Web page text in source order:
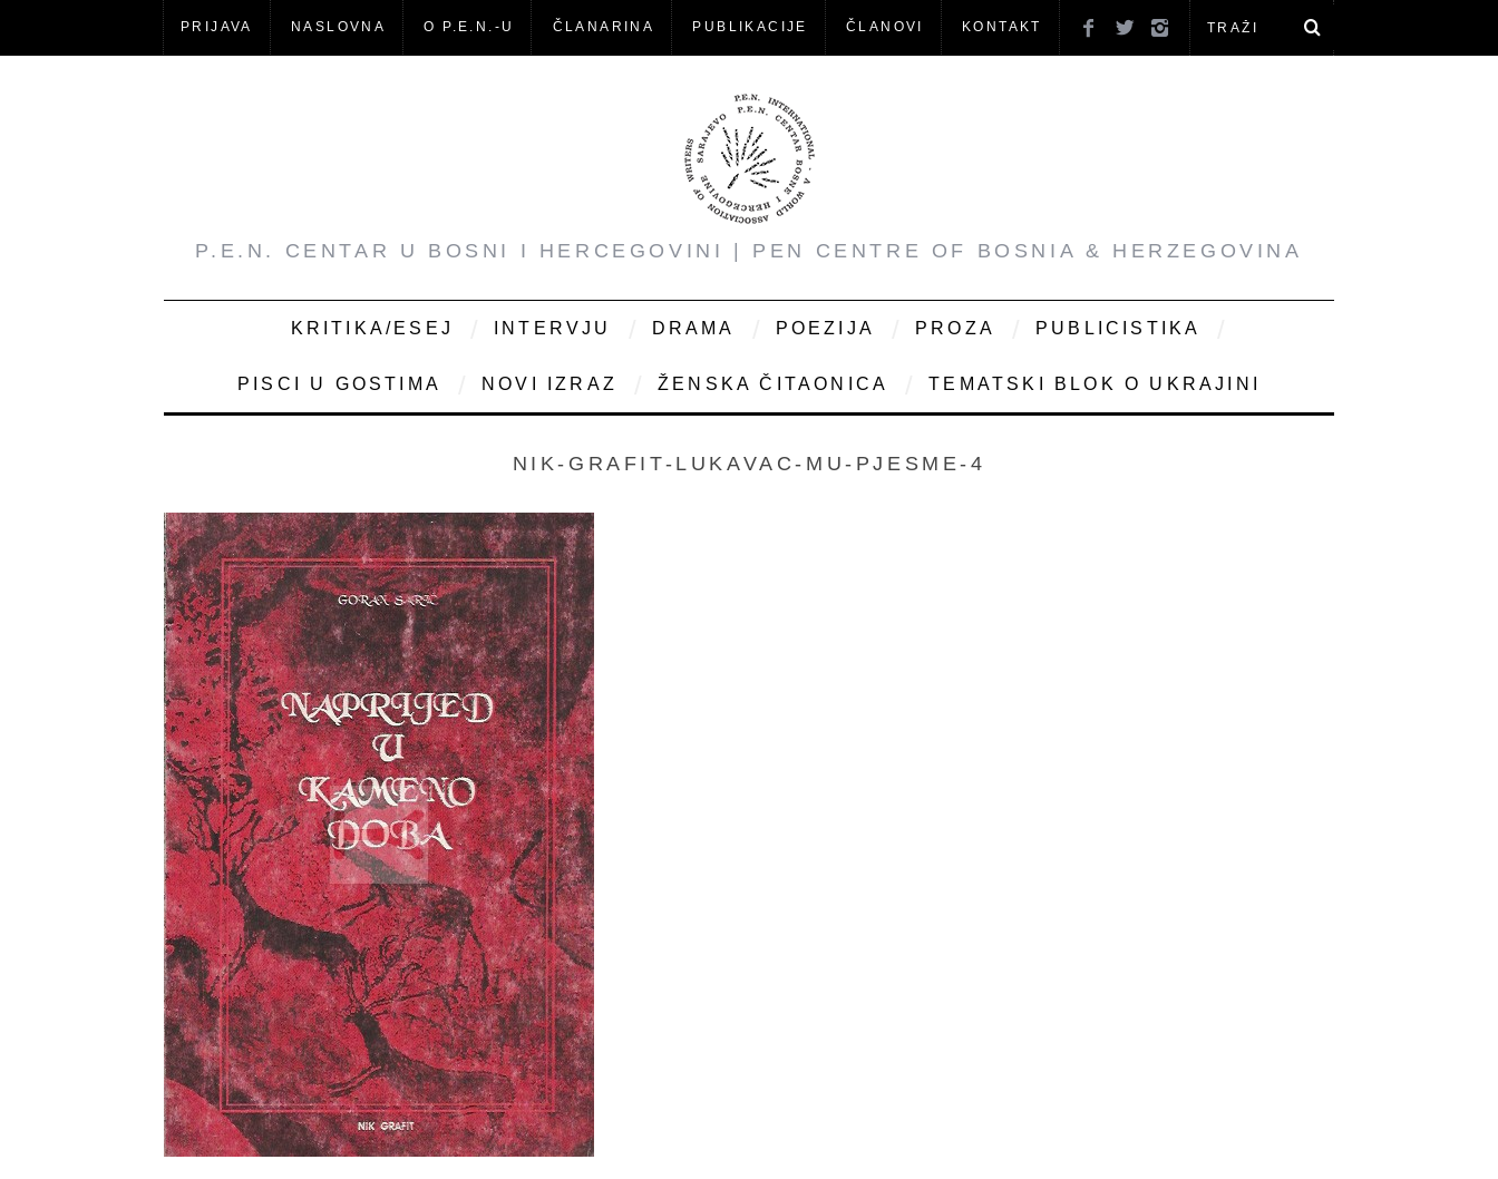
PRIJAVA NASLOVNA O P.E.N.-U ČLANARINA PUBLIKACIJE ČLANOVI KONTAKT
P.E.N. CENTAR U BOSNI I HERCEGOVINI | PEN CENTRE OF BOSNIA & HERZEGOVINA
KRITIKA/ESEJ INTERVJU DRAMA POEZIJA PROZA PUBLICISTIKA
PISCI U GOSTIMA NOVI IZRAZ ŽENSKA ČITAONICA TEMATSKI BLOK O UKRAJINI
NIK-GRAFIT-LUKAVAC-MU-PJESME-4